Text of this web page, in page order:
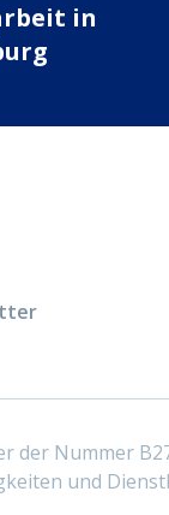
in
der Nummer
und